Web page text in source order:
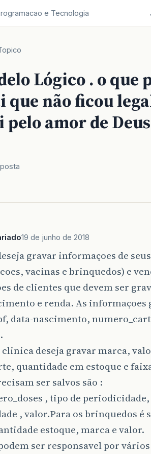
e Tecnologia
Lógico . o que
não ficou
pelo amor de
19 de junho de 2018
gravar informaçoes de
vacinas e brinquedos) e
de clientes que devem ser
e renda. As informaçoes
data-nascimento,
clinica deseja gravar marca,
quantidade em estoque e
ser salvos são :
, tipo de
, valor.Para os brinquedos é
estoque, marca e valor.
ser responsavel por